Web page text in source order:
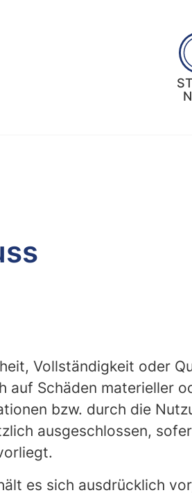
Vollständigkeit oder
Schäden materieller
bzw. durch die
ausgeschlossen,
es sich ausdrücklich